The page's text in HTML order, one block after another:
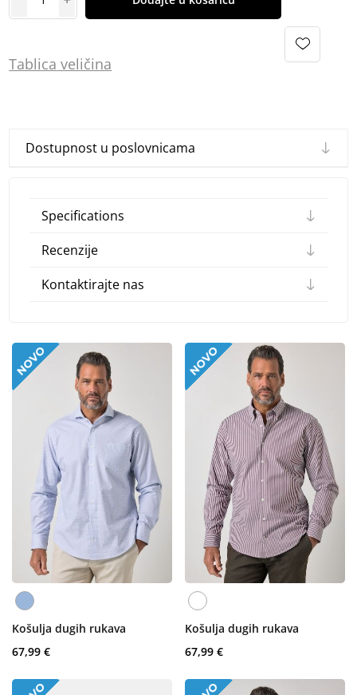
Tablica veličina
Dostupnost u poslovnicama
Specifications
Recenzije
Kontaktirajte nas
Košulja dugih rukava
67,99 €
Košulja dugih rukava
67,99 €